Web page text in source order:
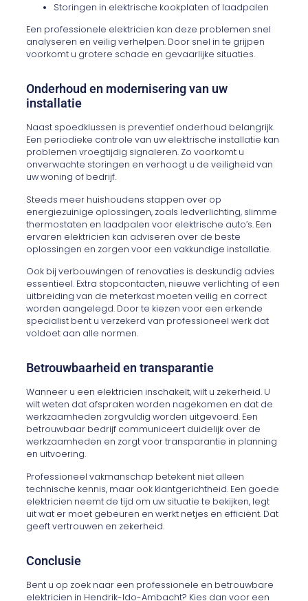
Storingen in elektrische kookplaten of laadpalen
Een professionele elektricien kan deze problemen snel
analyseren en veilig verhelpen. Door snel in te grijpen
voorkomt u grotere schade en gevaarlijke situaties.
Onderhoud en modernisering van uw
installatie
Naast spoedklussen is preventief onderhoud belangrijk.
Een periodieke controle van uw elektrische installatie kan
problemen vroegtijdig signaleren. Zo voorkomt u
onverwachte storingen en verhoogt u de veiligheid van
uw woning of bedrijf.
Steeds meer huishoudens stappen over op
energiezuinige oplossingen, zoals ledverlichting, slimme
thermostaten en laadpalen voor elektrische auto’s. Een
ervaren elektricien kan adviseren over de beste
oplossingen en zorgen voor een vakkundige installatie.
Ook bij verbouwingen of renovaties is deskundig advies
essentieel. Extra stopcontacten, nieuwe verlichting of een
uitbreiding van de meterkast moeten veilig en correct
worden aangelegd. Door te kiezen voor een erkende
specialist bent u verzekerd van professioneel werk dat
voldoet aan alle normen.
Betrouwbaarheid en transparantie
Wanneer u een elektricien inschakelt, wilt u zekerheid. U
wilt weten dat afspraken worden nagekomen en dat de
werkzaamheden zorgvuldig worden uitgevoerd. Een
betrouwbaar bedrijf communiceert duidelijk over de
werkzaamheden en zorgt voor transparantie in planning
en uitvoering.
Professioneel vakmanschap betekent niet alleen
technische kennis, maar ook klantgerichtheid. Een goede
elektricien neemt de tijd om uw situatie te bekijken, legt
uit wat er moet gebeuren en werkt netjes en efficiënt. Dat
geeft vertrouwen en zekerheid.
Conclusie
Bent u op zoek naar een professionele en betrouwbare
elektricien in Hendrik-Ido-Ambacht? Kies dan voor een